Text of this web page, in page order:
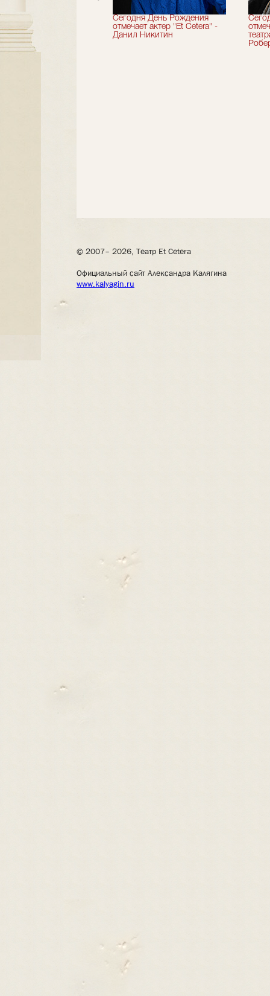
сезон!
Сегодня День Рождения
отмечает актер "Et Cetera" -
Данил Никитин
© 2007– 2026, Театр Et Cetera
Официальный сайт Александра Калягина
www.kalyagin.ru